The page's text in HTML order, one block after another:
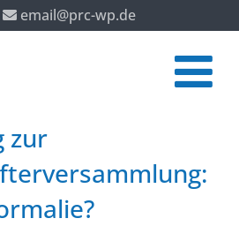
email@prc-wp.de
zur